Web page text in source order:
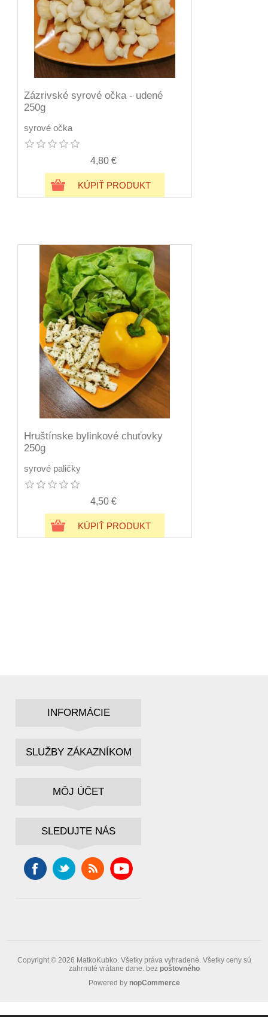
Zázrivské syrové očka - udené
250g
syrové očka
4,80 €
KÚPIŤ PRODUKT
Hruštínske bylinkové chuťovky
250g
syrové paličky
4,50 €
KÚPIŤ PRODUKT
INFORMÁCIE
SLUŽBY ZÁKAZNÍKOM
MÔJ ÚČET
SLEDUJTE NÁS
Copyright © 2026 MatkoKubko. Všetky práva vyhradené. Všetky ceny sú
zahrnuté vrátane dane. bez poštovného
Powered by nopCommerce